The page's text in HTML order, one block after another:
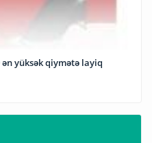
yüksək qiymətə layiq